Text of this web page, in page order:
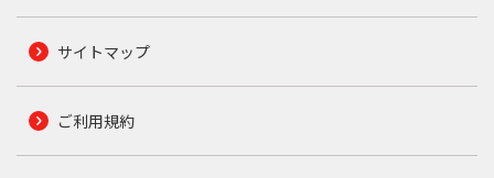
サイトマップ
ご利用規約